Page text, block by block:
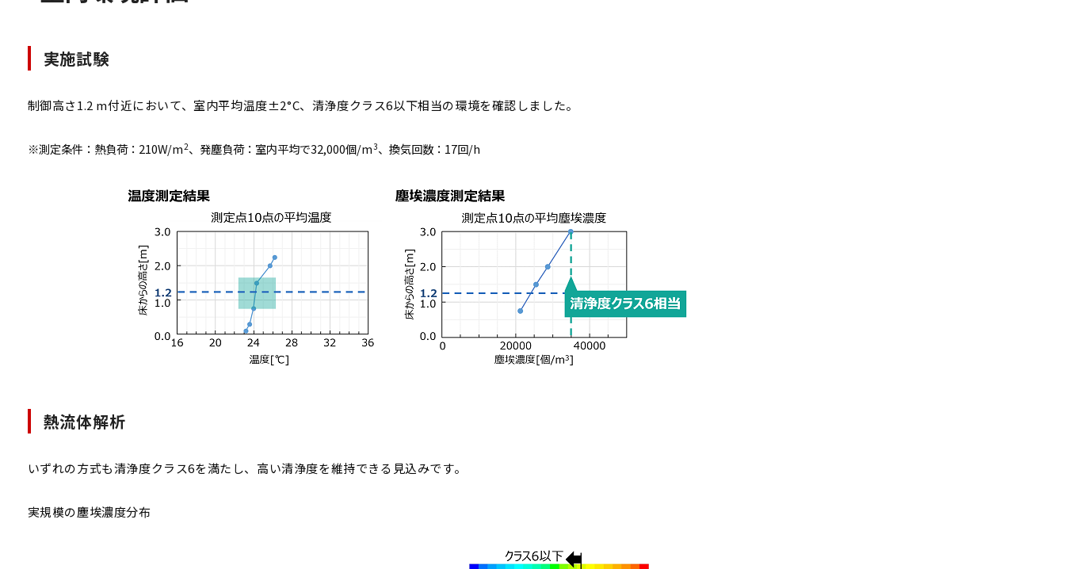
実施試験
制御高さ1.2 m付近において、室内平均温度±2°C、清浄度クラス6以下相当の環境を確認しました。
※測定条件：熱負荷：210W/m2、発塵負荷：室内平均で32,000個/m3、換気回数：17回/h
熱流体解析
いずれの方式も清浄度クラス6を満たし、高い清浄度を維持できる見込みです。
実規模の塵埃濃度分布